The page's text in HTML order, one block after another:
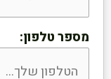
מספר טלפון: